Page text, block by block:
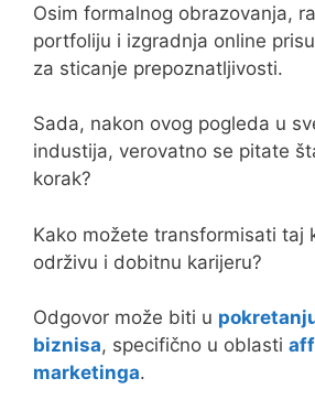
Osim formalnog obrazovanja,
portfoliju i izgradnja online
za sticanje prepoznatljivosti.
Sada, nakon ovog pogleda u
industija, verovatno se pitate
korak?
Kako možete transformisati taj
održivu i dobitnu karijeru?
Odgovor može biti u
biznisa, specifično u oblasti
marketinga.